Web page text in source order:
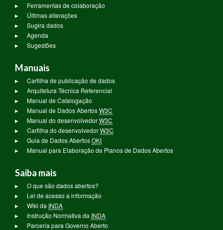
Ferramentas de colaboração
Últimas alterações
Sugira dados
Agenda
Sugestões
Manuais
Cartilha de publicação de dados
Arquitetura Técnica Referencial
Manual de Catalogação
Manual de Dados AbertosW3C
Manual do desenvolvedorW3C
Cartilha do desenvolvedorW3C
Guia de Dados AbertosOKI
Manual para Elaboração de Planos de Dados Abertos
Saiba mais
O que são dados abertos?
Lei de acesso a informação
Wiki da INDA
Instrução Normativa da INDA
Parceria para Governo Aberto